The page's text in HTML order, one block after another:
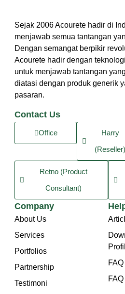
Sejak 2006 Acourete hadir di
menjawab semua tantangan
Dengan semangat berpikir
Acourete hadir dengan
untuk menjawab tantangan
diatasi dengan produk generik
pasaran.
Contact Us
Office
Harry
(Reseller)
Retno (Product
Consultant)
Company
About Us
Services
Portfolios
Partnership
Testimoni